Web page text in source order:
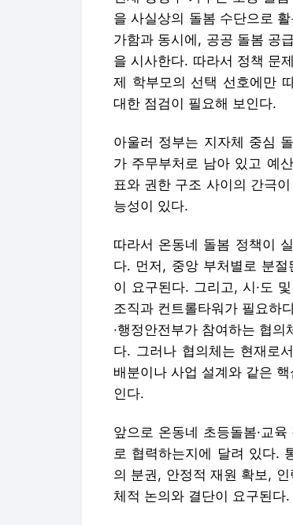
을 사실상의 돌봄 수단으로
가함과 동시에, 공공 돌봄 공
을 시사한다. 따라서 정책 문
제 학부모의 선택 선호에만
대한 점검이 필요해 보인다.
아울러 정부는 지자체 중심
가 주무부처로 남아 있고 예
표와 권한 구조 사이의 간극
능성이 있다.
따라서 온동네 돌봄 정책이
다. 먼저, 중앙 부처별로 분
이 요구된다. 그리고, 시·도
조직과 컨트롤타워가 필요하
·행정안전부가 참여하는 협
다. 그러나 협의체는 현재로
배분이나 사업 설계와 같은
인다.
앞으로 온동네 초등돌봄·교
로 협력하는지에 달려 있다.
의 분권, 안정적 재원 확보,
체적 논의와 결단이 요구된다.